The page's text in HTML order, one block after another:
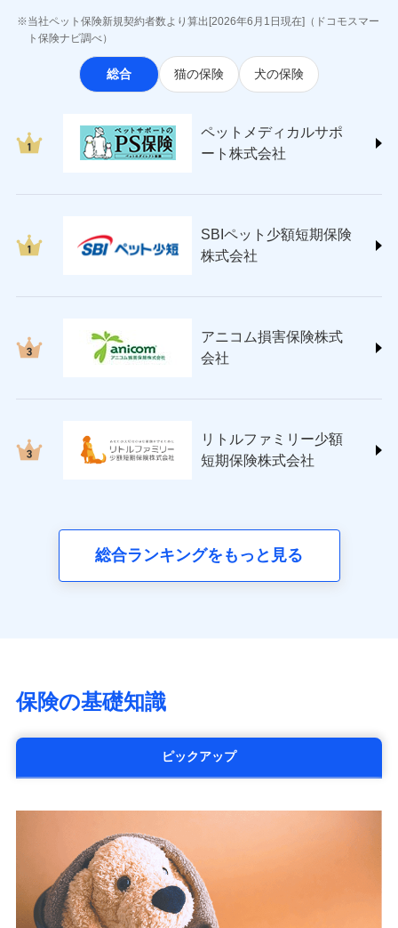
(https://www.sbisonpo.co.jp/)
ジェイアイ傷害火災保険株式会社
(https://www.jihoken.co.jp/)
ソニー損害保険株式会社
(https://www.sonysonpo.co.jp/)
japan.co.jp/)
ＳＯＭＰＯダイレクト損害保険株式会社
チューリッヒ保険会社 (https://www.zurich.co.jp/)
(https://www.tokiomarine-nichido.co.jp/)
日新火災海上保険株式会社
三井住友海上火災保険株式会社 (https://www.ms-
ins.com/)
三井ダイレクト損害保険株式会社
アクサ生命保険株式会社
（https://www.axa.co.jp/）
（https://www.fwdlife.co.jp/）
ソニー生命保険株式会社
（https://www.sonylife.co.jp）
SOMPOひまわり生命保険株式会社
太陽生命保険株式会社（https://www.taiyo-
チューリッヒ生命保険株式会社
（https://www.zurichlife.co.jp/）
東京海上日動あんしん生命保険株式会社
（https://www.nanairolife.co.jp/）
日本生命保険相互会社
（https://www.nissay.co.jp）
はなさく生命保険株式会社
（https://www.life8739.co.jp/）
当社ペット保険新規契約者数より算出[2026年6月1日現在]（ドコモスマー
ト保険ナビ調べ）
総合 猫の保険 犬の保険
ペットメディカルサポ
ート株式会社
SBIペット少額短期保険
株式会社
アニコム損害保険株式
会社
リトルファミリー少額
短期保険株式会社
総合ランキングをもっと見る
保険の基礎知識
ピックアップ